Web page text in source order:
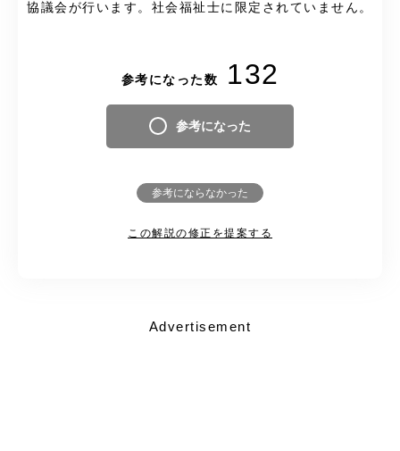
協議会が行います。社会福祉士に限定されていません。
参考になった数 132
参考になった
参考にならなかった
この解説の修正を提案する
Advertisement